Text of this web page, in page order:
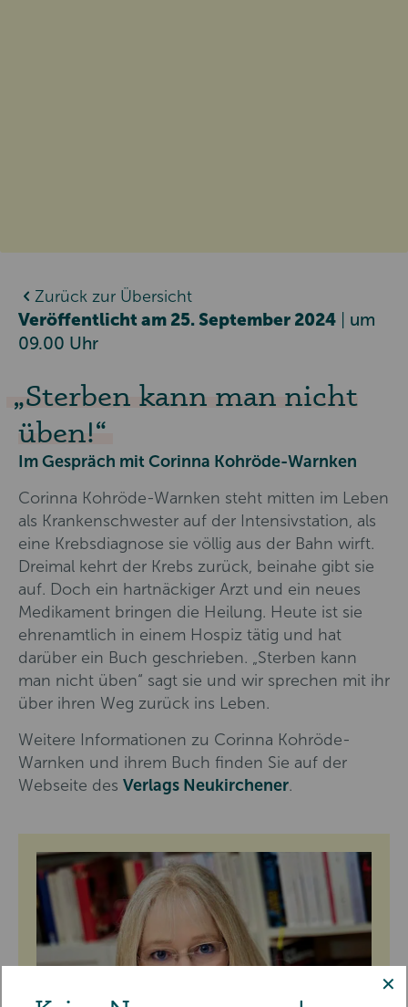
Zurück zur Übersicht
Veröffentlicht am 25. September 2024
um
09.00 Uhr
Sterben kann man nicht
üben!
Im Gespräch mit Corinna Kohröde-Warnken
Corinna Kohröde-Warnken steht mitten im Leben
als Krankenschwester auf der Intensivstation, als
eine Krebsdiagnose sie völlig aus der Bahn wirft.
Dreimal kehrt der Krebs zurück, beinahe gibt sie
auf. Doch ein hartnäckiger Arzt und ein neues
Medikament bringen die Heilung. Heute ist sie
ehrenamtlich in einem Hospiz tätig und hat
darüber ein Buch geschrieben. „Sterben kann
man nicht üben“ sagt sie und wir sprechen mit ihr
über ihren Weg zurück ins Leben.
Weitere Informationen zu Corinna Kohröde-
Warnken und ihrem Buch finden Sie auf der
Webseite des Verlags Neukirchener.
✕